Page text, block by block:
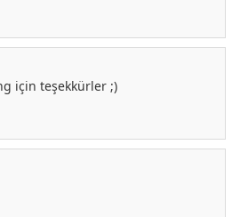
için teşekkürler ;)